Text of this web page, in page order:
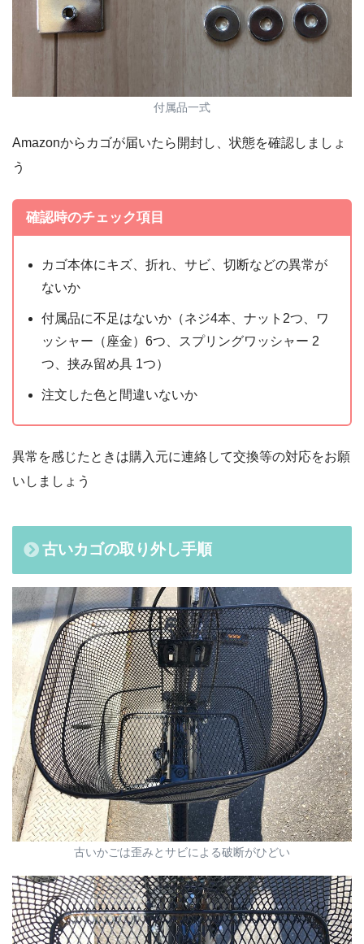
付属品一式
Amazonからカゴが届いたら開封し、状態を確認しましょ
う
確認時のチェック項目
カゴ本体にキズ、折れ、サビ、切断などの異常が
ないか
付属品に不足はないか（ネジ4本、ナット2つ、ワ
ッシャー（座金）6つ、スプリングワッシャー 2
つ、挟み留め具 1つ）
注文した色と間違いないか
異常を感じたときは購入元に連絡して交換等の対応をお願
いしましょう
古いカゴの取り外し手順
古いかごは歪みとサビによる破断がひどい